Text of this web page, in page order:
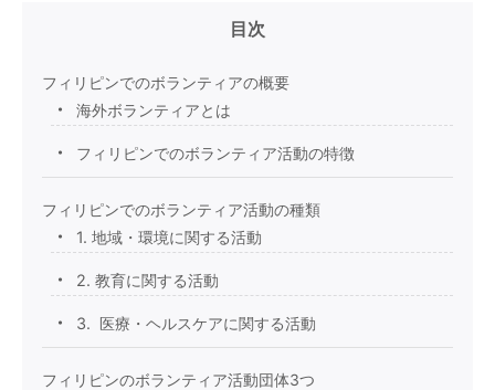
目次
フィリピンでのボランティアの概要
海外ボランティアとは
フィリピンでのボランティア活動の特徴
フィリピンでのボランティア活動の種類
1. 地域・環境に関する活動
2. 教育に関する活動
3. 医療・ヘルスケアに関する活動
フィリピンのボランティア活動団体3つ